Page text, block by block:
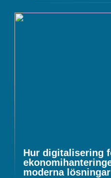
Hur digitalisering
moderna lösningar